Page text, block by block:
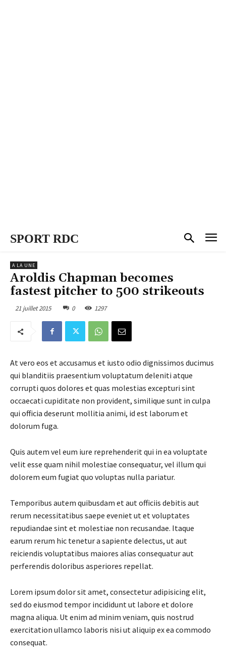
SPORT RDC
A LA UNE
Aroldis Chapman becomes
fastest pitcher to 500 strikeouts
21 juillet 2015 0 1297
At vero eos et accusamus et iusto odio dignissimos ducimus
qui blanditiis praesentium voluptatum deleniti atque
corrupti quos dolores et quas molestias excepturi sint
occaecati cupiditate non provident, similique sunt in culpa
qui officia deserunt mollitia animi, id est laborum et
dolorum fuga.
Quis autem vel eum iure reprehenderit qui in ea voluptate
velit esse quam nihil molestiae consequatur, vel illum qui
dolorem eum fugiat quo voluptas nulla pariatur.
Temporibus autem quibusdam et aut officiis debitis aut
rerum necessitatibus saepe eveniet ut et voluptates
repudiandae sint et molestiae non recusandae. Itaque
earum rerum hic tenetur a sapiente delectus, ut aut
reiciendis voluptatibus maiores alias consequatur aut
perferendis doloribus asperiores repellat.
Lorem ipsum dolor sit amet, consectetur adipisicing elit,
sed do eiusmod tempor incididunt ut labore et dolore
magna aliqua. Ut enim ad minim veniam, quis nostrud
exercitation ullamco laboris nisi ut aliquip ex ea commodo
consequat.